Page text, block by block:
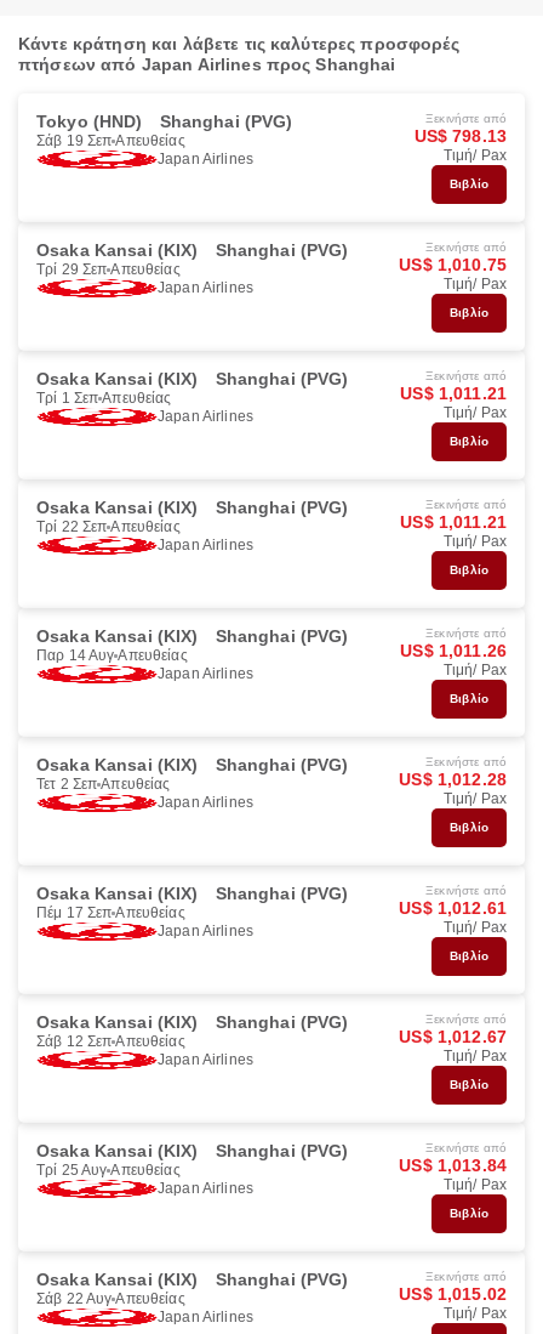
Κάντε κράτηση και λάβετε τις καλύτερες προσφορές
πτήσεων από Japan Airlines προς Shanghai
Tokyo (HND) Shanghai (PVG)
Σάβ 19 Σεπ Απευθείας
Japan Airlines
Ξεκινήστε από
US$ 798.13
Τιμή/ Pax
Βιβλίο
Osaka Kansai (KIX) Shanghai (PVG)
Τρί 29 Σεπ Απευθείας
Japan Airlines
Ξεκινήστε από
US$ 1,010.75
Τιμή/ Pax
Βιβλίο
Osaka Kansai (KIX) Shanghai (PVG)
Τρί 1 Σεπ Απευθείας
Japan Airlines
Ξεκινήστε από
US$ 1,011.21
Τιμή/ Pax
Βιβλίο
Osaka Kansai (KIX) Shanghai (PVG)
Τρί 22 Σεπ Απευθείας
Japan Airlines
Ξεκινήστε από
US$ 1,011.21
Τιμή/ Pax
Βιβλίο
Osaka Kansai (KIX) Shanghai (PVG)
Παρ 14 Αυγ Απευθείας
Japan Airlines
Ξεκινήστε από
US$ 1,011.26
Τιμή/ Pax
Βιβλίο
Osaka Kansai (KIX) Shanghai (PVG)
Τετ 2 Σεπ Απευθείας
Japan Airlines
Ξεκινήστε από
US$ 1,012.28
Τιμή/ Pax
Βιβλίο
Osaka Kansai (KIX) Shanghai (PVG)
Πέμ 17 Σεπ Απευθείας
Japan Airlines
Ξεκινήστε από
US$ 1,012.61
Τιμή/ Pax
Βιβλίο
Osaka Kansai (KIX) Shanghai (PVG)
Σάβ 12 Σεπ Απευθείας
Japan Airlines
Ξεκινήστε από
US$ 1,012.67
Τιμή/ Pax
Βιβλίο
Osaka Kansai (KIX) Shanghai (PVG)
Τρί 25 Αυγ Απευθείας
Japan Airlines
Ξεκινήστε από
US$ 1,013.84
Τιμή/ Pax
Βιβλίο
Osaka Kansai (KIX) Shanghai (PVG)
Σάβ 22 Αυγ Απευθείας
Japan Airlines
Ξεκινήστε από
US$ 1,015.02
Τιμή/ Pax